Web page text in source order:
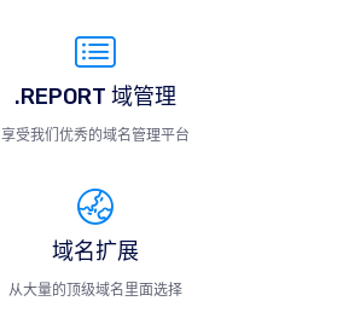
.REPORT 域管理
享受我们优秀的域名管理平台
域名扩展
从大量的顶级域名里面选择